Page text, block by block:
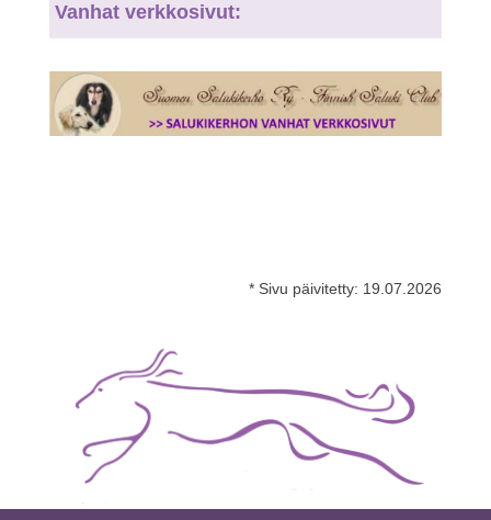
Vanhat verkkosivut:
* Sivu päivitetty: 19.07.2026